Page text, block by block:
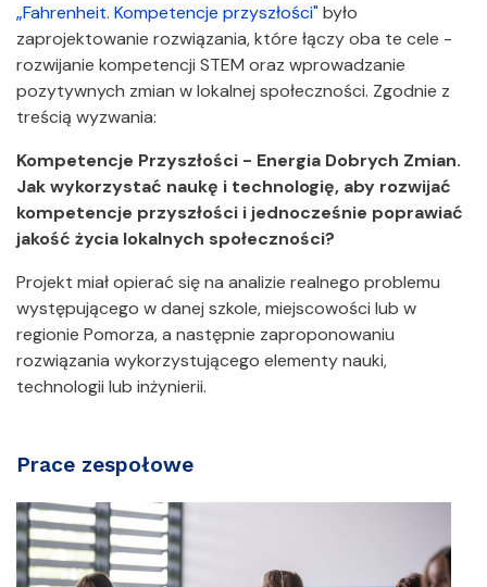
„Fahrenheit. Kompetencje przyszłości"było
zaprojektowanie rozwiązania, które łączy oba te cele -
rozwijanie kompetencji STEM oraz wprowadzanie
pozytywnych zmian w lokalnej społeczności. Zgodnie z
treścią wyzwania:
Kompetencje Przyszłości - Energia Dobrych Zmian.
Jak wykorzystać naukę i technologię, aby rozwijać
kompetencje przyszłości i jednocześnie poprawiać
jakość życia lokalnych społeczności?
Projekt miał opierać się na analizie realnego problemu
występującego w danej szkole, miejscowości lub w
regionie Pomorza, a następnie zaproponowaniu
rozwiązania wykorzystującego elementy nauki,
technologii lub inżynierii.
Prace zespołowe